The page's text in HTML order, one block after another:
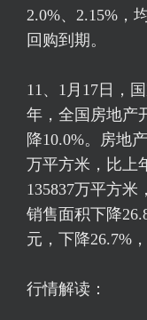
2.0%、2.15%，
回购到期。
11、1月17日，
年，全国房地产
降10.0%。房地
万平方米，比上
135837万平方米
销售面积下降
元，下降26.7%
行